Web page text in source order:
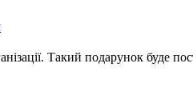
Такий подарунок буде